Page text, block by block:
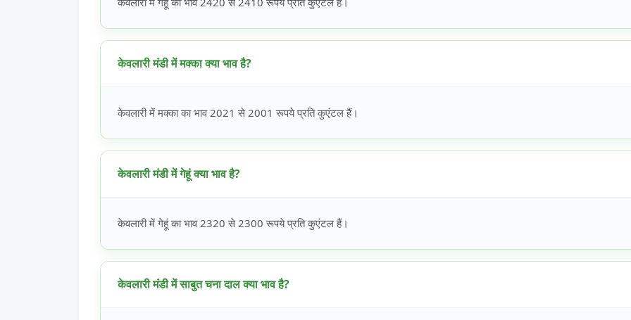
केवलारी मंडी में मक्का क्या भाव है?
केवलारी में मक्का का भाव 2021 से 2001 रूपये प्रति कुएंटल हैं।
केवलारी मंडी में गेहूं क्या भाव है?
केवलारी में गेहूं का भाव 2320 से 2300 रूपये प्रति कुएंटल हैं।
केवलारी मंडी में साबुत चना दाल क्या भाव है?